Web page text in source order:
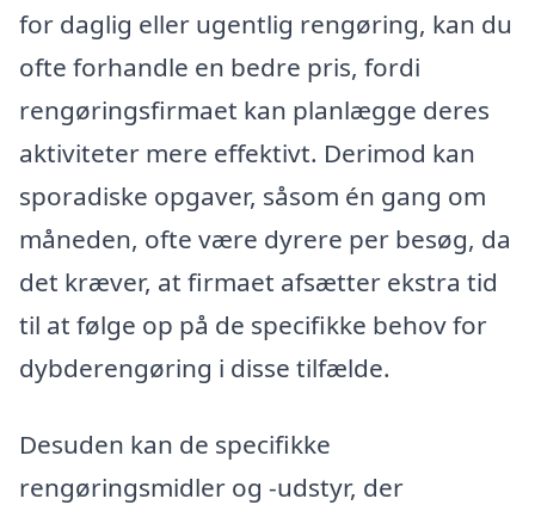
for daglig eller ugentlig rengøring, kan du
ofte forhandle en bedre pris, fordi
rengøringsfirmaet kan planlægge deres
aktiviteter mere effektivt. Derimod kan
sporadiske opgaver, såsom én gang om
måneden, ofte være dyrere per besøg, da
det kræver, at firmaet afsætter ekstra tid
til at følge op på de specifikke behov for
dybderengøring i disse tilfælde.
Desuden kan de specifikke
rengøringsmidler og -udstyr, der